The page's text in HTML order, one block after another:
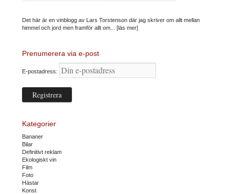
Det här är en vinblogg av Lars Torstenson där jag skriver om allt mellan
himmel och jord men framför allt om... [läs mer]
Prenumerera via e-post
E-postadress:
Kategorier
Bananer
Bilar
Definitivt reklam
Ekologiskt vin
Film
Foto
Hästar
Konst